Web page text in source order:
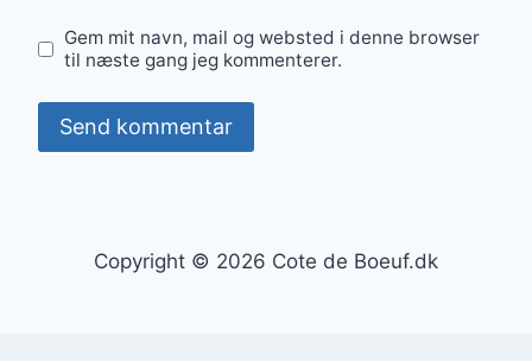
Gem mit navn, mail og websted i denne browser
til næste gang jeg kommenterer.
Copyright © 2026 Cote de Boeuf.dk